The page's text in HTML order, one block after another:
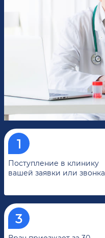
Поступление в клинику
вашей заявки или звонка